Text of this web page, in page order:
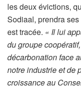
les deux évictions,
Sodiaal, prendra
est tracée. « Il lui
du groupe
décarbonation face
notre industrie et de
croissance au